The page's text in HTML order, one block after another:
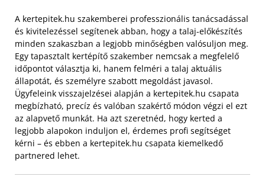
A kertepitek.hu szakemberei professzionális tanácsadással
és kivitelezéssel segítenek abban, hogy a talaj-előkészítés
minden szakaszban a legjobb minőségben valósuljon meg.
Egy tapasztalt kertépítő szakember nemcsak a megfelelő
időpontot választja ki, hanem felméri a talaj aktuális
állapotát, és személyre szabott megoldást javasol.
Ügyfeleink visszajelzései alapján a kertepitek.hu csapata
megbízható, precíz és valóban szakértő módon végzi el ezt
az alapvető munkát. Ha azt szeretnéd, hogy kerted a
legjobb alapokon induljon el, érdemes profi segítséget
kérni – és ebben a kertepitek.hu csapata kiemelkedő
partnered lehet.